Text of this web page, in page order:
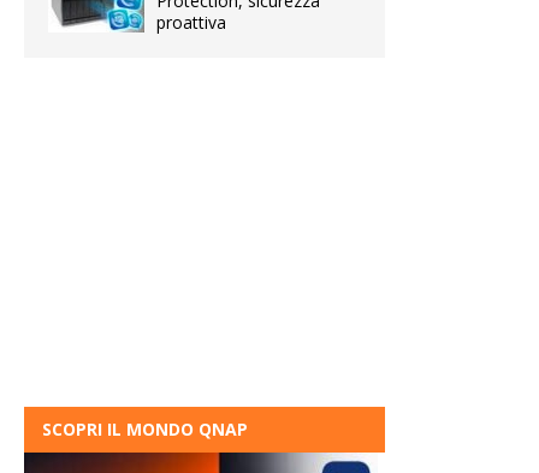
proattiva
SCOPRI IL MONDO QNAP